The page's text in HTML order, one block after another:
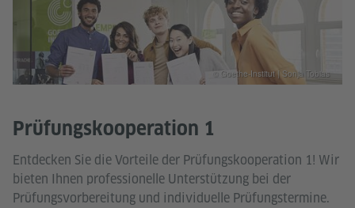
Prüfungskooperation 1
Entdecken Sie die Vorteile der Prüfungskooperation 1! Wir
bieten Ihnen professionelle Unterstützung bei der
Prüfungsvorbereitung und individuelle Prüfungstermine.
© Goethe-Institut | Sonja Tobias